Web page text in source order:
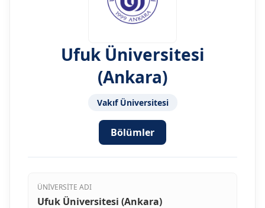
Ufuk Üniversitesi
(Ankara)
Vakıf Üniversitesi
Bölümler
ÜNIVERSITE ADI
Ufuk Üniversitesi (Ankara)